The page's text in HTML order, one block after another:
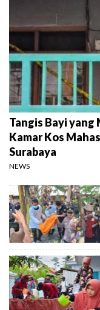
Tangis Bayi yang
Kamar Kos
Surabaya
NEWS